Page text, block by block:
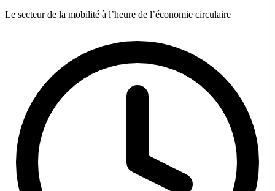
Le secteur de la mobilité à l’heure de l’économie circulaire